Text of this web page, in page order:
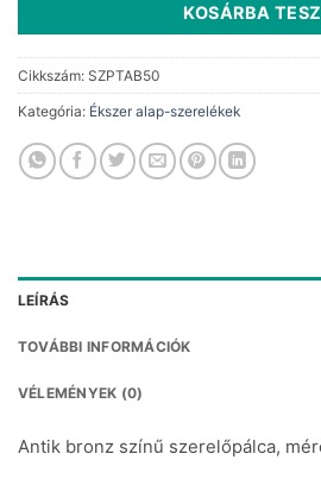
KOSÁRBA
Cikkszám: SZPTAB50
Kategória: Ékszer alap-szerelékek
LEÍRÁS
TOVÁBBI INFORMÁCIÓK
VÉLEMÉNYEK (0)
Antik bronz színű szerelőpálca,